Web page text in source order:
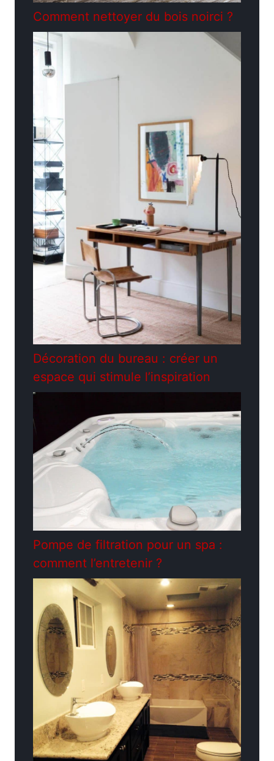
Comment nettoyer du bois noirci ?
Décoration du bureau : créer un
espace qui stimule l’inspiration
Pompe de filtration pour un spa :
comment l’entretenir ?